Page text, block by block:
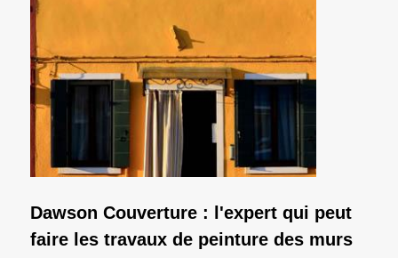
Dawson Couverture : l'expert qui peut
faire les travaux de peinture des murs